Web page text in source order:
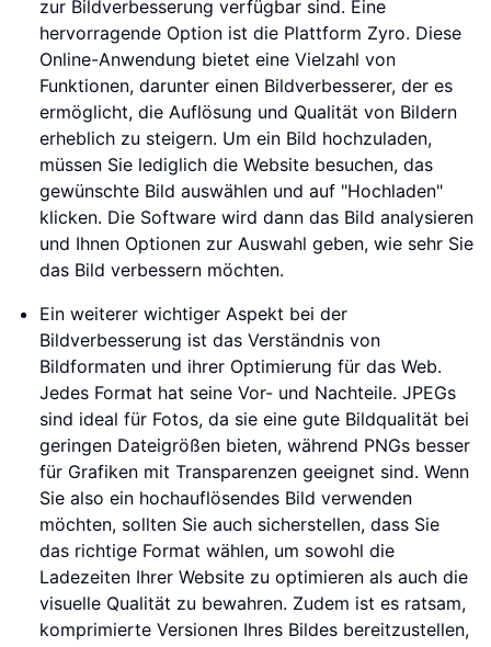
zur Bildverbesserung verfügbar sind. Eine
hervorragende Option ist die Plattform Zyro. Diese
Online-Anwendung bietet eine Vielzahl von
Funktionen, darunter einen Bildverbesserer, der es
ermöglicht, die Auflösung und Qualität von Bildern
erheblich zu steigern. Um ein Bild hochzuladen,
müssen Sie lediglich die Website besuchen, das
gewünschte Bild auswählen und auf "Hochladen"
klicken. Die Software wird dann das Bild analysieren
und Ihnen Optionen zur Auswahl geben, wie sehr Sie
das Bild verbessern möchten.
Ein weiterer wichtiger Aspekt bei der
Bildverbesserung ist das Verständnis von
Bildformaten und ihrer Optimierung für das Web.
Jedes Format hat seine Vor- und Nachteile. JPEGs
sind ideal für Fotos, da sie eine gute Bildqualität bei
geringen Dateigrößen bieten, während PNGs besser
für Grafiken mit Transparenzen geeignet sind. Wenn
Sie also ein hochauflösendes Bild verwenden
möchten, sollten Sie auch sicherstellen, dass Sie
das richtige Format wählen, um sowohl die
Ladezeiten Ihrer Website zu optimieren als auch die
visuelle Qualität zu bewahren. Zudem ist es ratsam,
komprimierte Versionen Ihres Bildes bereitzustellen,